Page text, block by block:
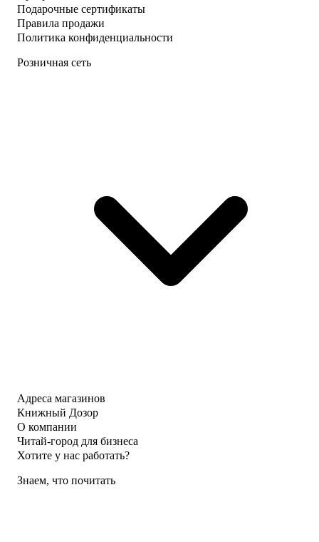
Подарочные сертификаты
Правила продажи
Политика конфиденциальности
Розничная сеть
Адреса магазинов
Книжный Дозор
О компании
Читай-город для бизнеса
Хотите у нас работать?
Знаем, что почитать